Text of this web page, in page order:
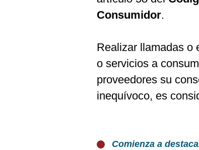
Consumidor.
Realizar llamadas o
o servicios a
proveedores su
inequívoco, es
Comienza a